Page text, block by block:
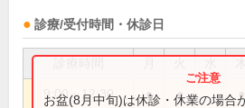
診療/受付時間・休診日
9:00～12:30 ● ● ●
お盆(8月中旬)は休診・休業の場合